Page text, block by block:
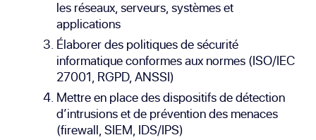
les réseaux, serveurs, systèmes et
applications
Élaborer des politiques de sécurité
informatique conformes aux normes (ISO/IEC
27001, RGPD,ANSSI)
Mettre en place des dispositifs de détection
d’intrusions et de prévention des menaces
(firewall,SIEM, IDS/IPS)